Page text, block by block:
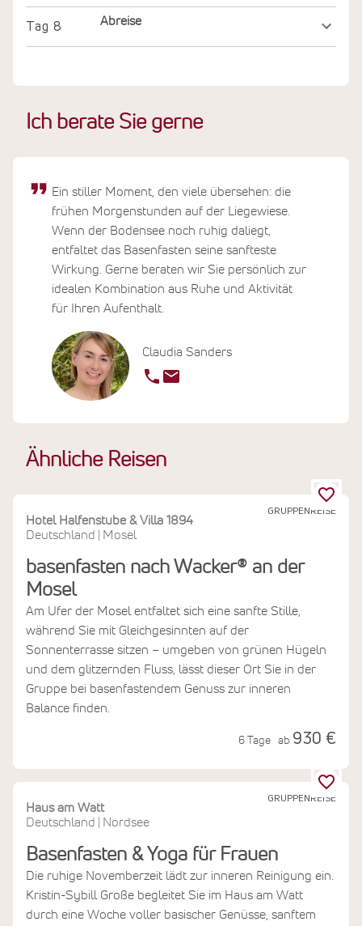
Tag 8 Abreise
Ähnliche Reisen
GRUPPENREISE
Hotel Halfenstube & Villa 1894
Deutschland
Mosel
basenfasten nach Wacker® an der
Mosel
Am Ufer der Mosel entfaltet sich eine sanfte Stille,
während Sie mit Gleichgesinnten auf der
Sonnenterrasse sitzen – umgeben von grünen Hügeln
und dem glitzernden Fluss, lässt dieser Ort Sie in der
Gruppe bei basenfastendem Genuss zur inneren
Balance finden.
6 Tage ab 930 €
GRUPPENREISE
Haus am Watt
Deutschland
Nordsee
Basenfasten & Yoga für Frauen
Die ruhige Novemberzeit lädt zur inneren Reinigung ein.
Kristin-Sybill Große begleitet Sie im Haus am Watt
durch eine Woche voller basischer Genüsse, sanftem
Ich berate Sie gerne
Claudia Sanders
Ein stiller Moment, den viele übersehen: die
frühen Morgenstunden auf der Liegewiese.
Wenn der Bodensee noch ruhig daliegt,
entfaltet das Basenfasten seine sanfteste
Wirkung. Gerne beraten wir Sie persönlich zur
idealen Kombination aus Ruhe und Aktivität
für Ihren Aufenthalt.